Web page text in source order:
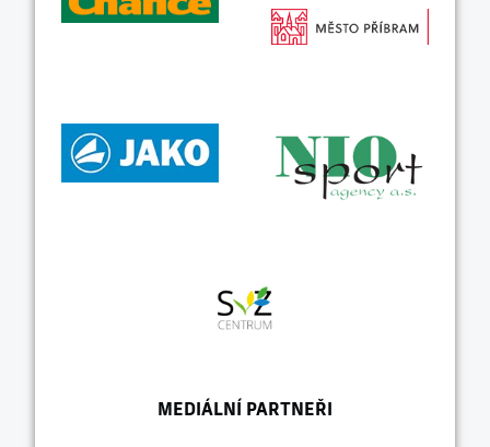
MEDIÁLNÍ PARTNEŘI